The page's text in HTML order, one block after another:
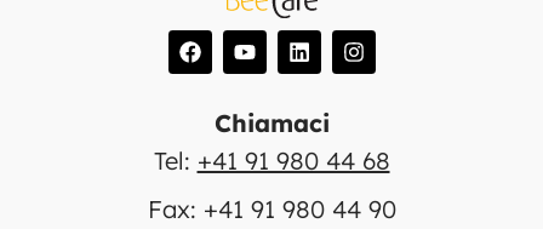
Chiamaci
Tel: +41 91 980 44 68
Fax: +41 91 980 44 90